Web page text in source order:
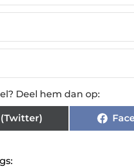
Deel hem dan op:
(Twitter)